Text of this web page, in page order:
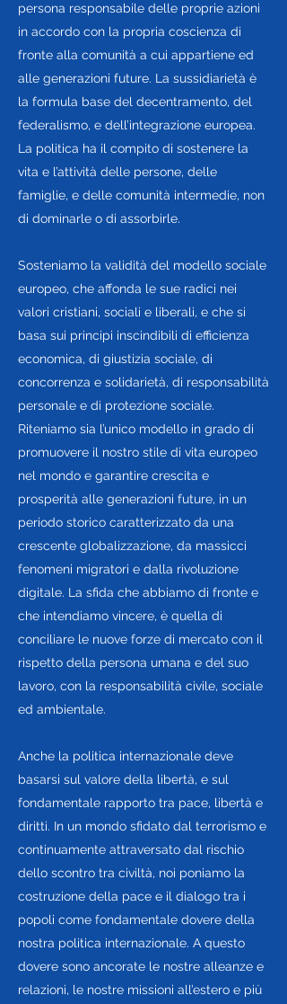
persona responsabile delle proprie azioni
in accordo con la propria coscienza di
fronte alla comunità a cui appartiene ed
alle generazioni future. La sussidiarietà è
la formula base del decentramento, del
federalismo, e dell’integrazione europea.
La politica ha il compito di sostenere la
vita e l’attività delle persone, delle
famiglie, e delle comunità intermedie, non
di dominarle o di assorbirle.
Sosteniamo la validità del modello sociale
europeo, che affonda le sue radici nei
valori cristiani, sociali e liberali, e che si
basa sui principi inscindibili di efficienza
economica, di giustizia sociale, di
concorrenza e solidarietà, di responsabilità
personale e di protezione sociale.
Riteniamo sia l’unico modello in grado di
promuovere il nostro stile di vita europeo
nel mondo e garantire crescita e
prosperità alle generazioni future, in un
periodo storico caratterizzato da una
crescente globalizzazione, da massicci
fenomeni migratori e dalla rivoluzione
digitale. La sfida che abbiamo di fronte e
che intendiamo vincere, è quella di
conciliare le nuove forze di mercato con il
rispetto della persona umana e del suo
lavoro, con la responsabilità civile, sociale
ed ambientale.
Anche la politica internazionale deve
basarsi sul valore della libertà, e sul
fondamentale rapporto tra pace, libertà e
diritti. In un mondo sfidato dal terrorismo e
continuamente attraversato dal rischio
dello scontro tra civiltà, noi poniamo la
costruzione della pace e il dialogo tra i
popoli come fondamentale dovere della
nostra politica internazionale. A questo
dovere sono ancorate le nostre alleanze e
relazioni, le nostre missioni all’estero e più